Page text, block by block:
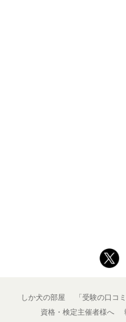
しか犬の部屋 「受験の口コ
資格・検定主催者様へ